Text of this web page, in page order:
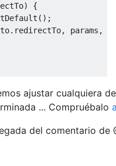
)
{
();
to. redirectTo, params ,
ajustar cualquiera
... Compruébalo
del comentario